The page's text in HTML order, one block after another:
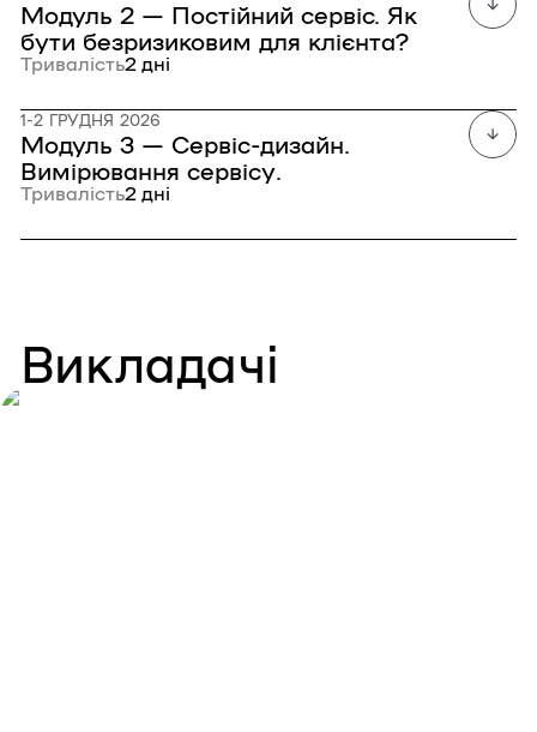
Модуль 2 — Постійний сервіс. Як
бути безризиковим для клієнта?
Тривалість2 дні
1-2 ГРУДНЯ 2026
Модуль 3 — Сервіс-дизайн.
Вимірювання сервісу.
Тривалість2 дні
Викладачі